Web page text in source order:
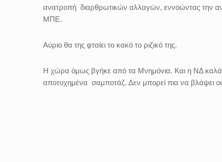
ανατροπή διαρθρωτικών αλλαγών, εννοώντας την
ΜΠΕ.
Αύριο θα της φταίει το κακό το ριζικό της.
Η χώρα όμως βγήκε από τα Μνημόνια. Και η ΝΔ καλά
αποτυχημένα σαμποτάζ. Δεν μπορεί πια να βλάψει